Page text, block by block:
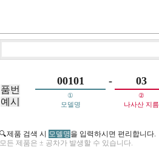
품번
예시
00101 - 03
①
모델명
②
나사산 지름
🔍제품 검색 시 모델명을 입력하시면 편리합니다.
모든 제품은 ± 공차가 발생할 수 있습니다.